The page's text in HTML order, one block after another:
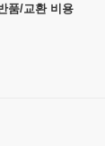
품/교환 비용